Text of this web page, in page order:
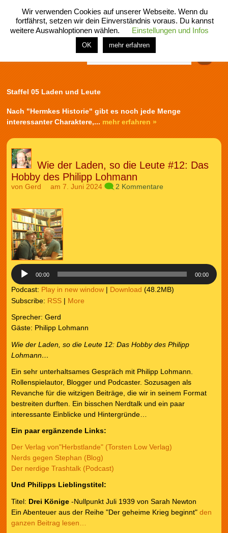
menü
home rubrik buch comic spiel fotos shop
Staffel 05 Laden und Leute
Nach "Hermkes Historie" gibt es noch jede Menge
interessanter Charaktere,... mehr erfahren »
Wie der Laden, so die Leute #12: Das
Hobby des Philipp Lohmann
von Gerd am 7. Juni 2024 2 Kommentare
00:00 00:00
Podcast: Play in new window| Download (48.2MB)
Subscribe: RSS| More
Sprecher: Gerd
Gäste: Philipp Lohmann
Wie der Laden, so die Leute12: Das Hobby des Philipp
Lohmann…
Ein sehr unterhaltsames Gespräch mit Philipp Lohmann.
Rollenspielautor, Blogger und Podcaster. Sozusagen als
Revanche für die witzigen Beiträge, die wir in seinem Format
bestreiten durften. Ein bisschen Nerdtalk und ein paar
interessante Einblicke und Hintergründe…
Ein paar ergänzende Links:
Der Verlag von"Herbstlande" (Torsten Low Verlag)
Nerds gegen Stephan (Blog)
Der nerdige Trashtalk (Podcast)
Und Philipps Lieblingstitel:
Titel: Drei Könige-Nullpunkt Juli 1939 von Sarah Newton
Ein Abenteuer aus der Reihe "Der geheime Krieg beginnt" den
ganzen Beitrag lesen…
Wir verwenden Cookies auf unserer Webseite. Wenn du
fortfährst, setzen wir dein Einverständnis voraus. Du kannst
weitere Auswahloptionen wählen.
Einstellungen und Infos
OK mehr erfahren